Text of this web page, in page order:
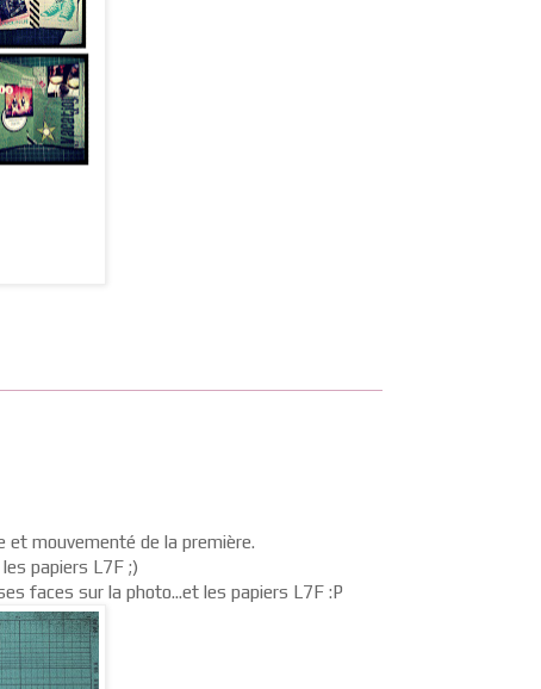
et mouvementé de la première.
papiers L7F ;)
faces sur la photo...et les papiers L7F :P